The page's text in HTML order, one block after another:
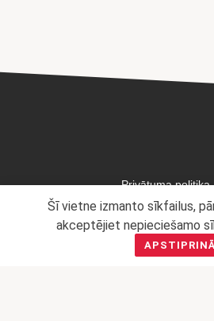
Šī vietne izmanto sīkfailus,
akceptējiet nepieciešamo
Privātuma politika
Mārketinga politika